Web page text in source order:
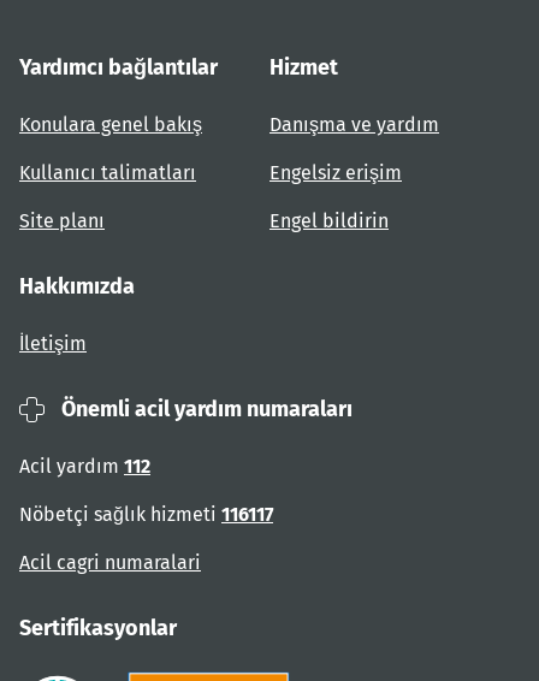
Yardımcı bağlantılar
Konulara genel bakış
Kullanıcı talimatları
Site planı
Hizmet
Danışma ve yardım
Engelsiz erişim
Engel bildirin
Hakkımızda
İletişim
Önemli acil yardım numaraları
Acil yardım 112
Nöbetçi sağlık hizmeti 116117
Acil cagri numaralari
Sertifikasyonlar